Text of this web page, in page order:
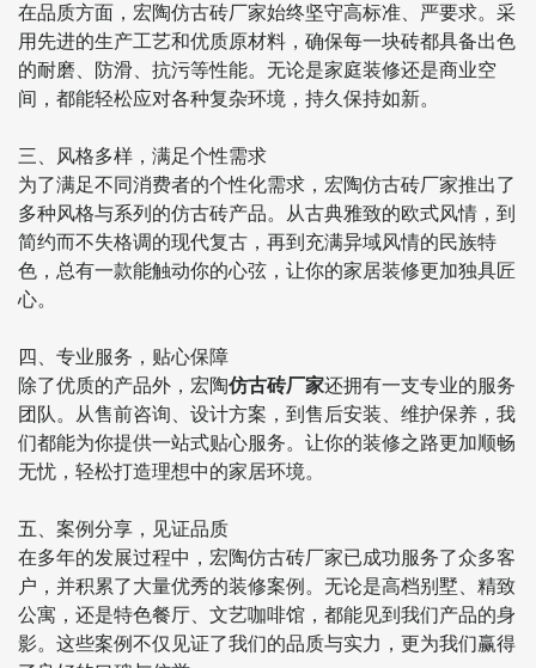
在品质方面，宏陶仿古砖厂家始终坚守高标准、严要求。采
用先进的生产工艺和优质原材料，确保每一块砖都具备出色
的耐磨、防滑、抗污等性能。无论是家庭装修还是商业空
间，都能轻松应对各种复杂环境，持久保持如新。
三、风格多样，满足个性需求
为了满足不同消费者的个性化需求，宏陶仿古砖厂家推出了
多种风格与系列的仿古砖产品。从古典雅致的欧式风情，到
简约而不失格调的现代复古，再到充满异域风情的民族特
色，总有一款能触动你的心弦，让你的家居装修更加独具匠
心。
四、专业服务，贴心保障
除了优质的产品外，宏陶仿古砖厂家还拥有一支专业的服务
团队。从售前咨询、设计方案，到售后安装、维护保养，我
们都能为你提供一站式贴心服务。让你的装修之路更加顺畅
无忧，轻松打造理想中的家居环境。
五、案例分享，见证品质
在多年的发展过程中，宏陶仿古砖厂家已成功服务了众多客
户，并积累了大量优秀的装修案例。无论是高档别墅、精致
公寓，还是特色餐厅、文艺咖啡馆，都能见到我们产品的身
影。这些案例不仅见证了我们的品质与实力，更为我们赢得